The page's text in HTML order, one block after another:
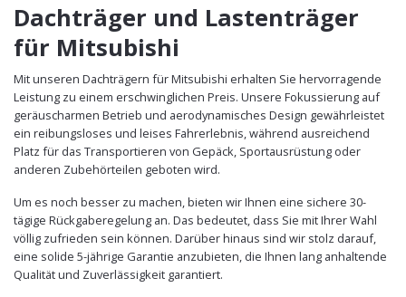
Dachträger und Lastenträger
für Mitsubishi
Mit unseren Dachträgern für Mitsubishi erhalten Sie hervorragende
Leistung zu einem erschwinglichen Preis. Unsere Fokussierung auf
geräuscharmen Betrieb und aerodynamisches Design gewährleistet
ein reibungsloses und leises Fahrerlebnis, während ausreichend
Platz für das Transportieren von Gepäck, Sportausrüstung oder
anderen Zubehörteilen geboten wird.
Um es noch besser zu machen, bieten wir Ihnen eine sichere 30-
tägige Rückgaberegelung an. Das bedeutet, dass Sie mit Ihrer Wahl
völlig zufrieden sein können. Darüber hinaus sind wir stolz darauf,
eine solide 5-jährige Garantie anzubieten, die Ihnen lang anhaltende
Qualität und Zuverlässigkeit garantiert.